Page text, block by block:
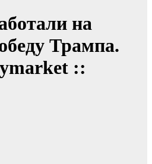
на
Трампа.
::